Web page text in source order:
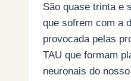
São quase trinta e
que sofrem com a
provocada pelas
TAU que formam
neuronais do